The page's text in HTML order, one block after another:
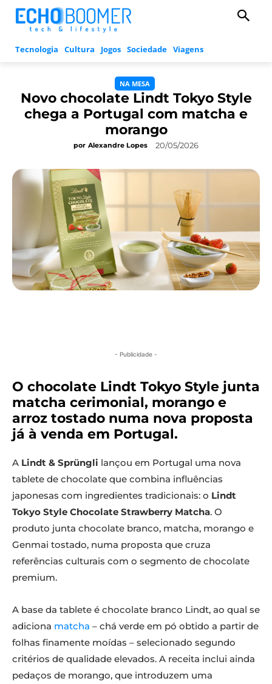
Tecnologia Cultura Jogos Sociedade Viagens
NA MESA
Novo chocolate Lindt Tokyo Style
chega a Portugal com matcha e
morango
por Alexandre Lopes 20/05/2026
- Publicidade -
O chocolate Lindt Tokyo Style junta
matcha cerimonial, morango e
arroz tostado numa nova proposta
já à venda em Portugal.
A Lindt & Sprüngli lançou em Portugal uma nova
tablete de chocolate que combina influências
japonesas com ingredientes tradicionais: o Lindt
Tokyo Style Chocolate Strawberry Matcha. O
produto junta chocolate branco, matcha, morango e
Genmai tostado, numa proposta que cruza
referências culturais com o segmento de chocolate
premium.
A base da tablete é chocolate branco Lindt, ao qual se
adiciona matcha – chá verde em pó obtido a partir de
folhas finamente moídas – selecionado segundo
critérios de qualidade elevados. A receita inclui ainda
pedaços de morango, que introduzem uma